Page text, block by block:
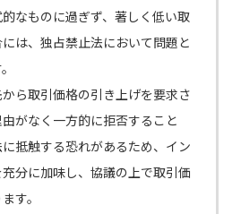
なものに過ぎず、著しく低い取
は、独占禁止法において問題と
ら取引価格の引き上げを要求さ
がなく一方的に拒否すること
抵触する恐れがあるため、イン
分に加味し、協議の上で取引価
す。